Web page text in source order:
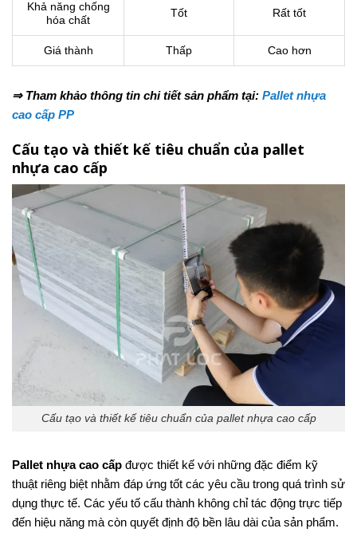
Khả năng chống
hóa chất
Tốt Rất tốt
Giá thành Thấp Cao hơn
⇒ Tham khảo thông tin chi tiết sản phẩm tại: Pallet nhựa
cao cấp PP
Cấu tạo và thiết kế tiêu chuẩn của pallet
nhựa cao cấp
Cấu tạo và thiết kế tiêu chuẩn của pallet nhựa cao cấp
Pallet nhựa cao cấp được thiết kế với những đặc điểm kỹ
thuật riêng biệt nhằm đáp ứng tốt các yêu cầu trong quá trình sử
dụng thực tế. Các yếu tố cấu thành không chỉ tác động trực tiếp
đến hiệu năng mà còn quyết định độ bền lâu dài của sản phẩm.